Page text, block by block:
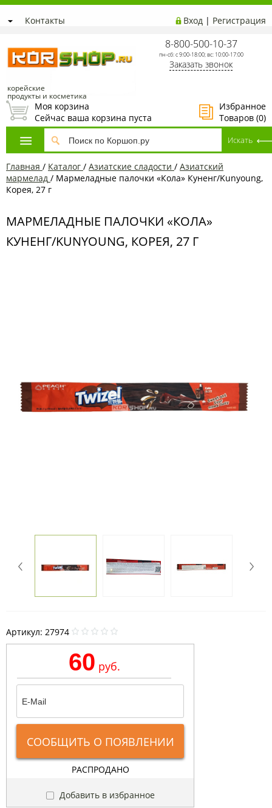
Контакты Вход | Регистрация
корейские
продукты и косметика
8-800-500-10-37
пн-сб: с 9:00-18:00; вс: 10:00-17:00
Заказать звонок
Избранное
Товаров (0)
Моя корзина
Сейчас ваша корзина пуста
Главная / Каталог / Азиатcкие сладости / Азиатский
мармелад / Мармеладные палочки «Кола» Куненг/Kunyoung,
Корея, 27 г
МАРМЕЛАДНЫЕ ПАЛОЧКИ «КОЛА»
КУНЕНГ/KUNYOUNG, КОРЕЯ, 27 Г
Артикул: 27974
60 руб.
СООБЩИТЬ О ПОЯВЛЕНИИ
РАСПРОДАНО
Добавить в избранное